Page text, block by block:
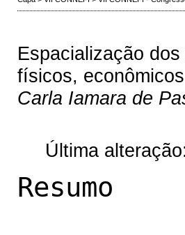
Espacialização
físicos,
Carla Iamara de
Última
Resumo